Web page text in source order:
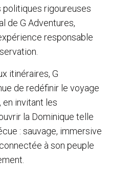
rigoureuses
de G Adventures,
responsable
itinéraires, G
de redéfinir le voyage
en invitant les
la Dominique telle
: sauvage, immersive
à son peuple